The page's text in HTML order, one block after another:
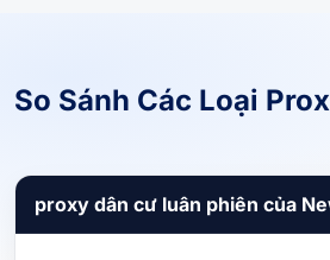
So Sánh Các Loại
proxy dân cư luân phiên của